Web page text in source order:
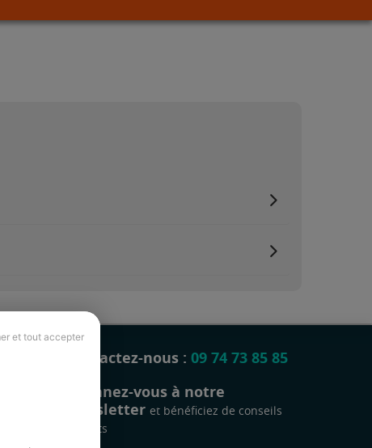
et tout accepter
Contactez-nous : 09 74 73 85 85
Abonnez-vous à notre
newsletter et bénéficiez de conseils
gratuits